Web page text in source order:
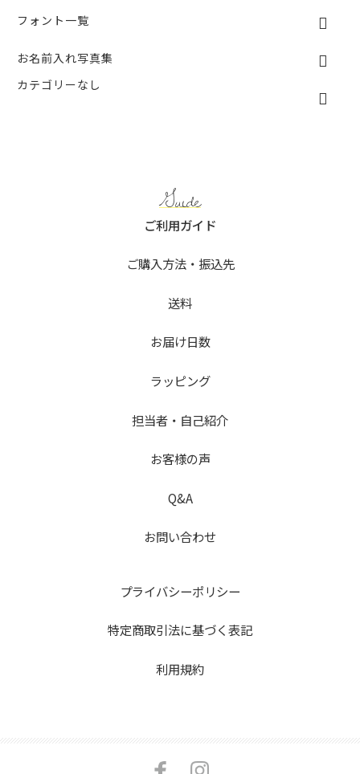
フォント一覧
お名前入れ写真集
カテゴリーなし
Guide
ご利用ガイド
ご購入方法・振込先
送料
お届け日数
ラッピング
担当者・自己紹介
お客様の声
Q&A
お問い合わせ
プライバシーポリシー
特定商取引法に基づく表記
利用規約